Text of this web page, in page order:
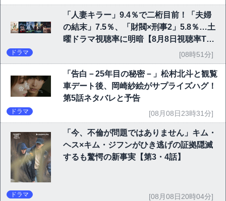
「人妻キラー」9.4％で二桁目前！「夫婦
の結末」7.5％、「財閥×刑事2」5.8％…土
曜ドラマ視聴率に明暗【8月8日視聴率TO
ドラマ [08時51分]
「告白－25年目の秘密－」松村北斗と観覧
車デート後、岡崎紗絵がサプライズハグ！
第5話ネタバレと予告
ドラマ [08月08日23時31分]
「今、不倫が問題ではありません」キム・
ヘス×キム・ジフンがひき逃げの証拠隠滅
するも驚愕の新事実【第3・4話】
ドラマ [08月08日20時04分]